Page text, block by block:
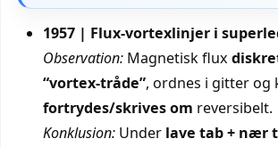
1957 | Flux-vortexlinjer i
Observation: Magnetisk flux
“vortex-tråde”, ordnes i gitter og
fortrydes/skrives om reversibelt.
Konklusion: Under lave tab + nær